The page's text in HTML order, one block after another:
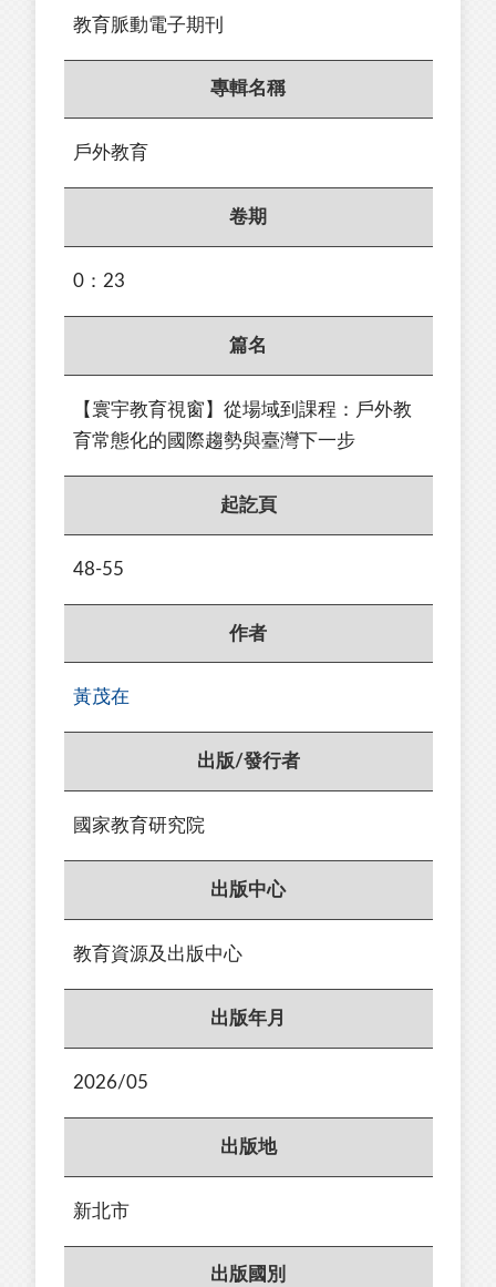
教育脈動電子期刊
專輯名稱
戶外教育
卷期
0：23
篇名
【寰宇教育視窗】從場域到課程：⼾外教
育常態化的國際趨勢與臺灣下⼀步
起訖頁
48-55
作者
黃茂在
出版/發行者
國家教育研究院
出版中心
教育資源及出版中心
出版年月
2026/05
出版地
新北市
出版國別